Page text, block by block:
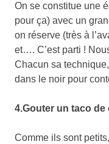
On se constitue une
pour ça) avec un
on réserve (très à
et…. C’est parti !
Chacun sa
dans le noir pour
4.Gouter un taco
Comme ils sont